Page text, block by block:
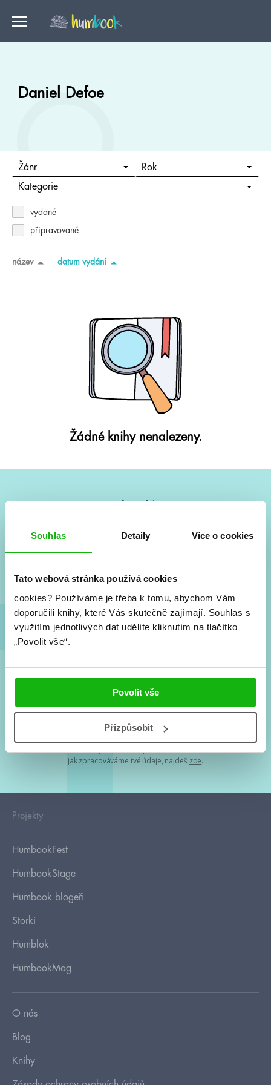
Souhlas Detaily Více o cookies
Tato webová stránka používá cookies
cookies? Používáme je třeba k tomu, abychom Vám
doporučili knihy, které Vás skutečně zajímají. Souhlas s
využitím jednotlivých dat udělíte kliknutím na tlačítko
„Povolit vše“.
Povolit vše
Přizpůsobit
Daniel Defoe
Žánr Rok
Kategorie
vydané
připravované
název datum vydání
Žádné knihy nenalezeny.
Vše kolem #youngadult každý měsíc rovnou do mailu!
a seriálové adaptace a další.
Souhlasím spodmínkami zpracování osobních údajů
Tvá e-mailová adresa je u nás v bezpečí. Přečti si
jak zpracováváme tvé údaje, najdeš zde.
Projekty
HumbookFest
HumbookStage
Humbook blogeři
Storki
Humblok
HumbookMag
O nás
Blog
Knihy